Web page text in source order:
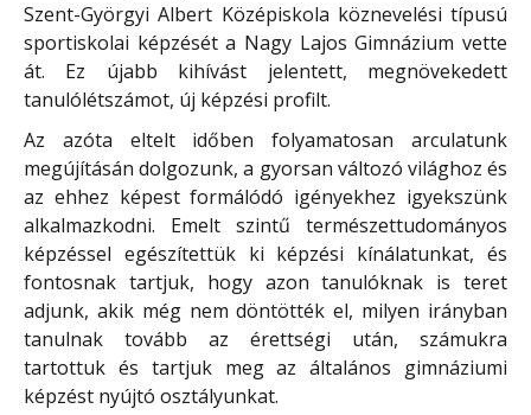
Szent-Györgyi Albert Középiskola köznevelési típusú
sportiskolai képzését a Nagy Lajos Gimnázium vette
át. Ez újabb kihívást jelentett, megnövekedett
tanulólétszámot, új képzési profilt.
Az azóta eltelt időben folyamatosan arculatunk
megújításán dolgozunk, a gyorsan változó világhoz és
az ehhez képest formálódó igényekhez igyekszünk
alkalmazkodni. Emelt szintű természettudományos
képzéssel egészítettük ki képzési kínálatunkat, és
fontosnak tartjuk, hogy azon tanulóknak is teret
adjunk, akik még nem döntötték el, milyen irányban
tanulnak tovább az érettségi után, számukra
tartottuk és tartjuk meg az általános gimnáziumi
képzést nyújtó osztályunkat.